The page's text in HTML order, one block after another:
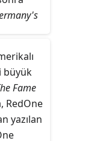
büyük
Fame
RedOne
yazılan